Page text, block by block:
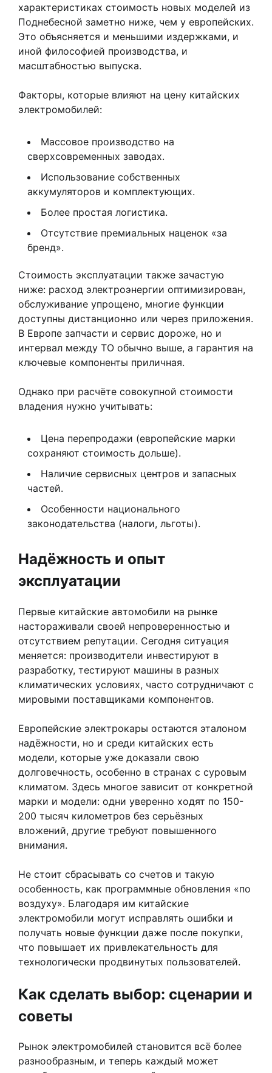
характеристиках стоимость новых моделей из
Поднебесной заметно ниже, чем у европейских.
Это объясняется и меньшими издержками, и
иной философией производства, и
масштабностью выпуска.
Факторы, которые влияют на цену китайских
электромобилей:
Массовое производство на
сверхсовременных заводах.
Использование собственных
аккумуляторов и комплектующих.
Более простая логистика.
Отсутствие премиальных наценок «за
бренд».
Стоимость эксплуатации также зачастую
ниже: расход электроэнергии оптимизирован,
обслуживание упрощено, многие функции
доступны дистанционно или через приложения.
В Европе запчасти и сервис дороже, но и
интервал между ТО обычно выше, а гарантия на
ключевые компоненты приличная.
Однако при расчёте совокупной стоимости
владения нужно учитывать:
Цена перепродажи (европейские марки
сохраняют стоимость дольше).
Наличие сервисных центров и запасных
частей.
Особенности национального
законодательства (налоги, льготы).
Надёжность и опыт
эксплуатации
Первые китайские автомобили на рынке
настораживали своей непроверенностью и
отсутствием репутации. Сегодня ситуация
меняется: производители инвестируют в
разработку, тестируют машины в разных
климатических условиях, часто сотрудничают с
мировыми поставщиками компонентов.
Европейские электрокары остаются эталоном
надёжности, но и среди китайских есть
модели, которые уже доказали свою
долговечность, особенно в странах с суровым
климатом. Здесь многое зависит от конкретной
марки и модели: одни уверенно ходят по 150-
200 тысяч километров без серьёзных
вложений, другие требуют повышенного
внимания.
Не стоит сбрасывать со счетов и такую
особенность, как программные обновления «по
воздуху». Благодаря им китайские
электромобили могут исправлять ошибки и
получать новые функции даже после покупки,
что повышает их привлекательность для
технологически продвинутых пользователей.
Как сделать выбор: сценарии и
советы
Рынок электромобилей становится всё более
разнообразным, и теперь каждый может